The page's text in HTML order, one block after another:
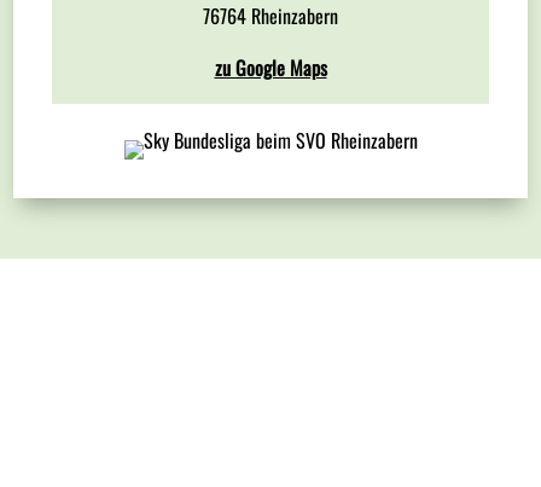
76764 Rheinzabern
zu Google Maps